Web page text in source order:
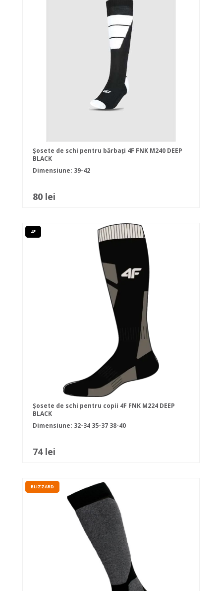
Șosete de schi pentru bărbați 4F FNK M240 DEEP
BLACK
Dimensiune: 39-42
80 lei
4F
Șosete de schi pentru copii 4F FNK M224 DEEP
BLACK
Dimensiune: 32-34 35-37 38-40
74 lei
BLIZZARD